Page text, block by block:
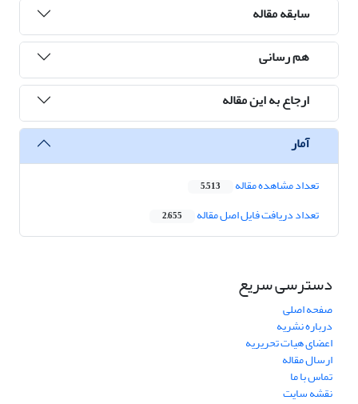
سابقه مقاله
هم رسانی
ارجاع به این مقاله
آمار
تعداد مشاهده مقاله 5,513
تعداد دریافت فایل اصل مقاله 2,655
دسترسی سریع
صفحه اصلی
درباره نشریه
اعضای هیات تحریریه
ارسال مقاله
تماس با ما
نقشه سایت